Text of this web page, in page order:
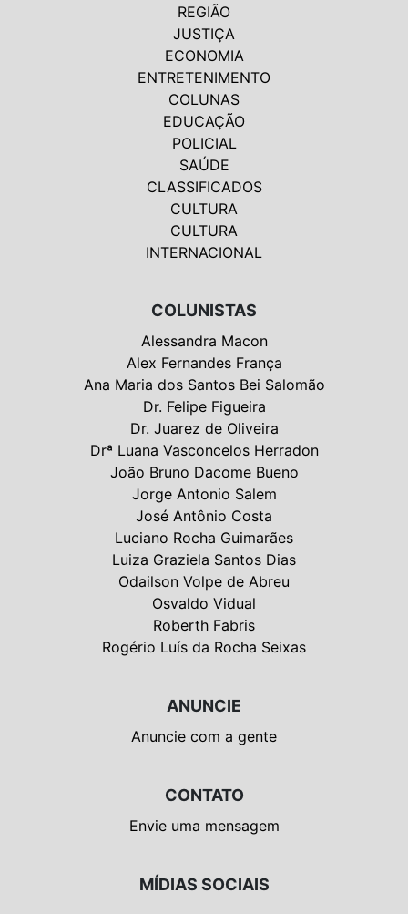
REGIÃO
JUSTIÇA
ECONOMIA
ENTRETENIMENTO
COLUNAS
EDUCAÇÃO
POLICIAL
SAÚDE
CLASSIFICADOS
CULTURA
CULTURA
INTERNACIONAL
COLUNISTAS
Alessandra Macon
Alex Fernandes França
Ana Maria dos Santos Bei Salomão
Dr. Felipe Figueira
Dr. Juarez de Oliveira
Drª Luana Vasconcelos Herradon
João Bruno Dacome Bueno
Jorge Antonio Salem
José Antônio Costa
Luciano Rocha Guimarães
Luiza Graziela Santos Dias
Odailson Volpe de Abreu
Osvaldo Vidual
Roberth Fabris
Rogério Luís da Rocha Seixas
ANUNCIE
Anuncie com a gente
CONTATO
Envie uma mensagem
MÍDIAS SOCIAIS